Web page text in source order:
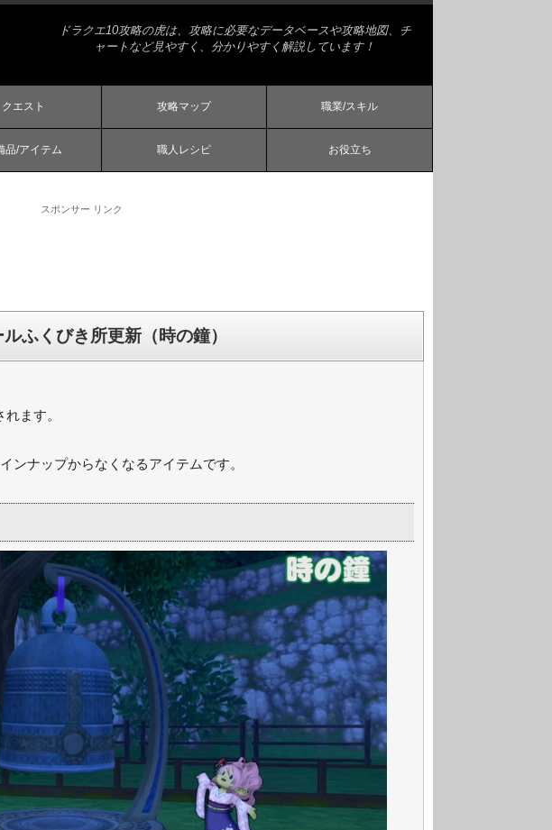
ドラクエ10攻略の虎は、攻略に必要なデータベースや攻略地図、チ
ャートなど見やすく、分かりやすく解説しています！
クエスト 攻略マップ 職業/スキル
品/アイテム 職人レシピ お役立ち
スポンサー リンク
ふくびき所更新（時の鐘）
ます。
ンナップからなくなるアイテムです。